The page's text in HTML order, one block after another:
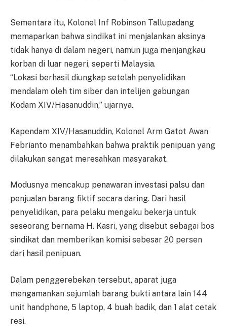
Sementara itu, Kolonel Inf Robinson Tallupadang
memaparkan bahwa sindikat ini menjalankan aksinya
tidak hanya di dalam negeri, namun juga menjangkau
korban di luar negeri, seperti Malaysia.
“Lokasi berhasil diungkap setelah penyelidikan
mendalam oleh tim siber dan intelijen gabungan
Kodam XIV/Hasanuddin,” ujarnya.
Kapendam XIV/Hasanuddin, Kolonel Arm Gatot Awan
Febrianto menambahkan bahwa praktik penipuan yang
dilakukan sangat meresahkan masyarakat.
Modusnya mencakup penawaran investasi palsu dan
penjualan barang fiktif secara daring. Dari hasil
penyelidikan, para pelaku mengaku bekerja untuk
seseorang bernama H. Kasri, yang disebut sebagai bos
sindikat dan memberikan komisi sebesar 20 persen
dari hasil penipuan.
Dalam penggerebekan tersebut, aparat juga
mengamankan sejumlah barang bukti antara lain 144
unit handphone, 5 laptop, 4 buah badik, dan 1 alat cetak
resi.